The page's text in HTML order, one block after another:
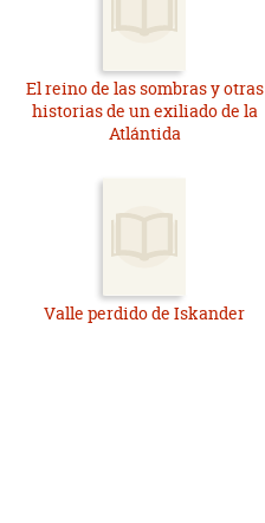
El reino de las sombras y otras
historias de un exiliado de la
Atlántida
Valle perdido de Iskander